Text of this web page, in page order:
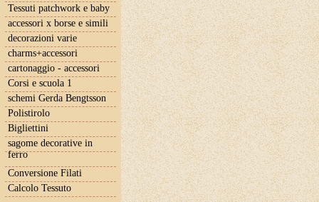
Tessuti patchwork e baby
accessori x borse e simili
decorazioni varie
charms+accessori
cartonaggio - accessori
Corsi e scuola 1
schemi Gerda Bengtsson
Polistirolo
Bigliettini
sagome decorative in
ferro
Conversione Filati
Calcolo Tessuto